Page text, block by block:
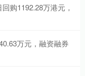
购1192.28万港元，
万元，融资融券